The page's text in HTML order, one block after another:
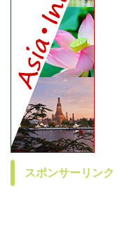
スポンサーリンク